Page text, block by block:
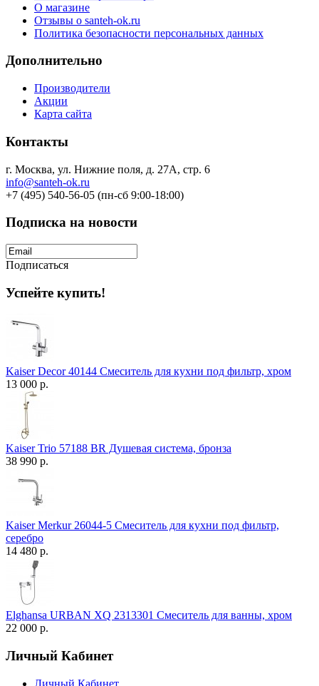
О магазине
Отзывы о santeh-ok.ru
Политика безопасности персональных данных
Дополнительно
Производители
Акции
Карта сайта
Контакты
г. Москва, ул. Нижние поля, д. 27А, стр. 6
info@santeh-ok.ru
+7 (495) 540-56-05 (пн-сб 9:00-18:00)
Подписка на новости
Подписаться
Успейте купить!
Kaiser Decor 40144 Смеситель для кухни под фильтр, хром
13 000 р.
Kaiser Trio 57188 BR Душевая система, бронза
38 990 р.
Kaiser Merkur 26044-5 Смеситель для кухни под фильтр,
серебро
14 480 р.
Elghansa URBAN XQ 2313301 Смеситель для ванны, хром
22 000 р.
Личный Кабинет
Личный Кабинет